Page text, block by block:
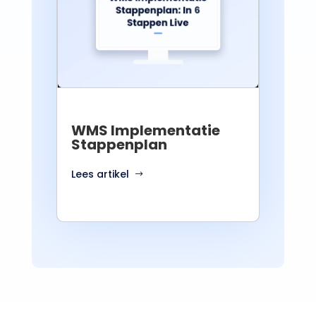
WMS Implementatie
Stappenplan
Lees artikel